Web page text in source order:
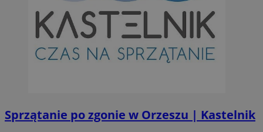
Sprzątanie po zgonie w Orzeszu | Kastelnik